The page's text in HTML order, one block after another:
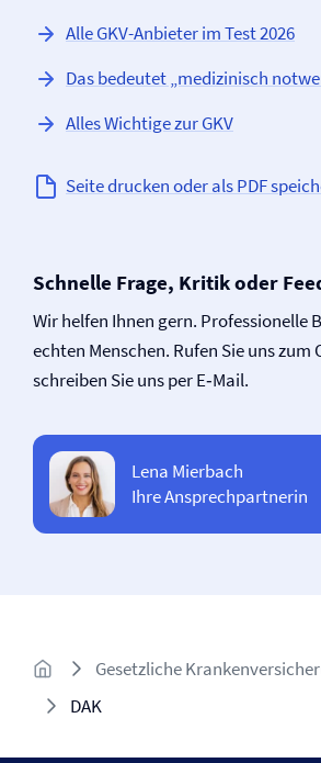
Alle GKV-Anbieter im Test 2026
Das bedeutet „medizinisch
Alles Wichtige zur GKV
Seite drucken oder als PDF
Schnelle Frage, Kritik oder
Wir helfen Ihnen gern. Professionelle
echten Menschen. Rufen Sie uns
schreiben Sie uns per E‑Mail.
Lena Mierbach
Ihre Ansprechpartnerin
Gesetzliche
DAK